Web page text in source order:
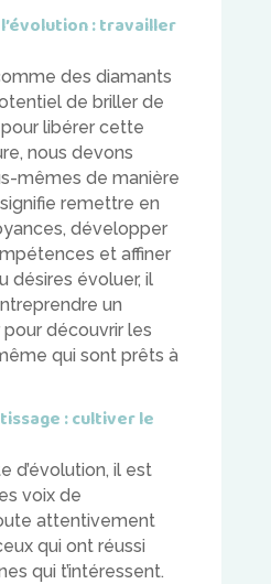
: travailler
des diamants
de briller de
libérer cette
nous devons
mêmes de manière
remettre en
développer
et affiner
désires évoluer, il
un
découvrir les
qui sont prêts à
: cultiver le
d’évolution, il est
voix de
attentivement
qui ont réussi
qui t’intéressent.